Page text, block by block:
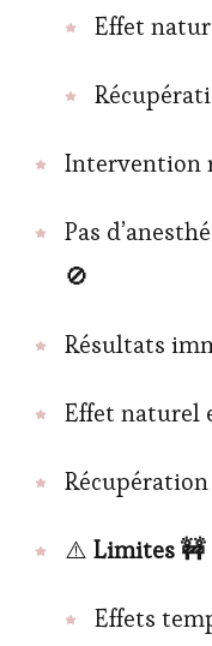
Effet
Intervention
Pas
🚫
Résultats
Effet naturel
⚠️ Limites 🚧
Effets